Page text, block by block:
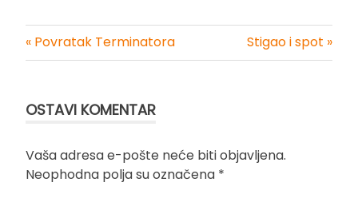
Kretanje
« Povratak Terminatora Stigao i spot »
OSTAVI KOMENTAR
Vaša adresa e-pošte neće biti objavljena.
Neophodna polja su označena *